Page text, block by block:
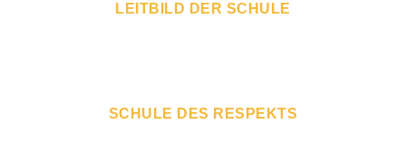
LEITBILD DER SCHULE
SCHULE DES RESPEKTS